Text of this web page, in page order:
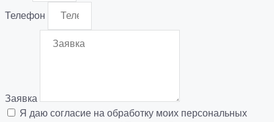
Телефон
Заявка
Я даю согласие на обработку моих персональных